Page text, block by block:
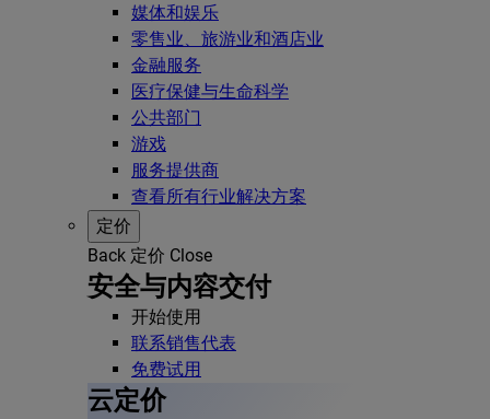
媒体和娱乐
零售业、旅游业和酒店业
金融服务
医疗保健与生命科学
公共部门
游戏
服务提供商
查看所有行业解决方案
定价
Back 定价 Close
安全与内容交付
开始使用
联系销售代表
免费试用
云定价